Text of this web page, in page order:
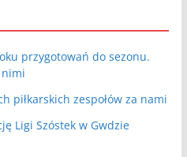
przygotowań do sezonu.
piłkarskich zespołów za nami
Ligi Szóstek w Gwdzie